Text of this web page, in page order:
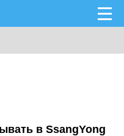
в SsangYong